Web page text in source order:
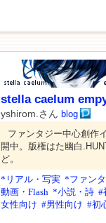
stella caelum
yshirom.さん blog
ファンタジー中心創作
開中。版権はた幽白
ど。
*リアル・写実 *ファン
動画・Flash *小説・詩 #
女性向け #男性向け #初